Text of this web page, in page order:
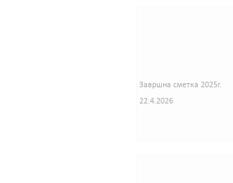
Завршна сметка 2025г.
22.4.2026